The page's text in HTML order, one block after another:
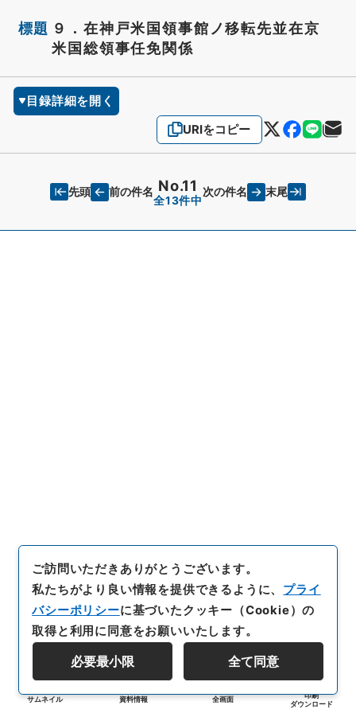
標題 ９．在神戸米国領事館ノ移転先並在京
米国総領事任免関係
目録詳細を開く
URIをコピー
先頭 前の件名 No.11
全13件中
次の件名 末尾
サムネイル 資料情報 全画面
印刷
ダウンロード
ご訪問いただきありがとうございます。
私たちがより良い情報を提供できるように、 プライ
バシーポリシーに基づいたクッキー（Cookie）の
取得と利用に同意をお願いいたします。
必要最小限 全て同意